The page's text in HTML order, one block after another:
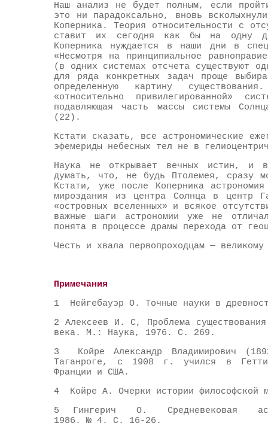
Наш анализ не будет полным, если
это ни парадоксально, вновь
Коперника. Теория относительности с
ставит их сегодня как бы на одну
Коперника нуждается в наши дни в
«Несмотря на принципиальное
(в одних системах отсчета существуют
для ряда конкретных задач проще
определенную картину
«относительно привилегированной»
подавляющая часть массы системы
(22).
Кстати сказать, все астрономические
эфемериды небесных тел не в
Наука не открывает вечных истин, и
думать, что, не будь Птолемея, сразу
Кстати, уже после Коперника
мироздания из центра Солнца в центр
«островных вселенных» и всякое
важные шаги астрономии уже не
понята в процессе драмы перехода от
Честь и хвала первопроходцам —
Примечания
1 Нейгебауэр О. Точные науки в
2 Алексеев И. С, Проблема
века. М.: Наука, 1976. С. 269.
3 Койре Александр Владимирович
Таганроге, с 1908 г. учился в
Франции и США.
4 Койре А. Очерки истории
5 Гингерич О. Средневековая
1986. № 4. С. 16-26.